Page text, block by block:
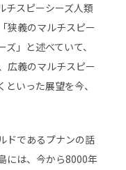
チスピーシーズ人類
狭義のマルチスピー
」と述べていて、
広義のマルチスピー
いった展望を今、
ドであるプナンの話
には、今から8000年